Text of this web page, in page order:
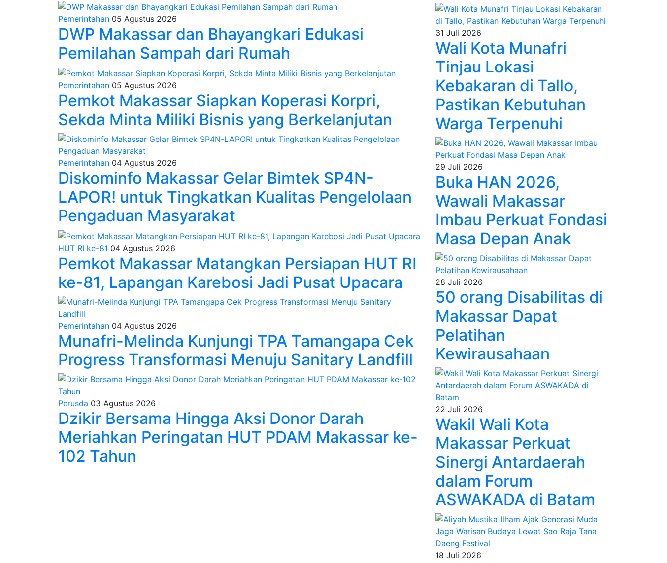
Pemerintahan 05 Agustus 2026
DWP Makassar dan Bhayangkari Edukasi
Pemilahan Sampah dari Rumah
Pemerintahan 05 Agustus 2026
Pemkot Makassar Siapkan Koperasi Korpri,
Sekda Minta Miliki Bisnis yang Berkelanjutan
Pemerintahan 04 Agustus 2026
Diskominfo Makassar Gelar Bimtek SP4N-
LAPOR! untuk Tingkatkan Kualitas Pengelolaan
Pengaduan Masyarakat
HUT RI ke-81 04 Agustus 2026
Pemkot Makassar Matangkan Persiapan HUT RI
ke-81, Lapangan Karebosi Jadi Pusat Upacara
Pemerintahan 04 Agustus 2026
Munafri-Melinda Kunjungi TPA Tamangapa Cek
Progress Transformasi Menuju Sanitary Landfill
Perusda 03 Agustus 2026
Dzikir Bersama Hingga Aksi Donor Darah
Meriahkan Peringatan HUT PDAM Makassar ke-
102 Tahun
31 Juli 2026
Wali Kota Munafri
Tinjau Lokasi
Kebakaran di Tallo,
Pastikan Kebutuhan
Warga Terpenuhi
29 Juli 2026
Buka HAN 2026,
Wawali Makassar
Imbau Perkuat Fondasi
Masa Depan Anak
28 Juli 2026
50 orang Disabilitas di
Makassar Dapat
Pelatihan
Kewirausahaan
22 Juli 2026
Wakil Wali Kota
Makassar Perkuat
Sinergi Antardaerah
dalam Forum
ASWAKADA di Batam
18 Juli 2026